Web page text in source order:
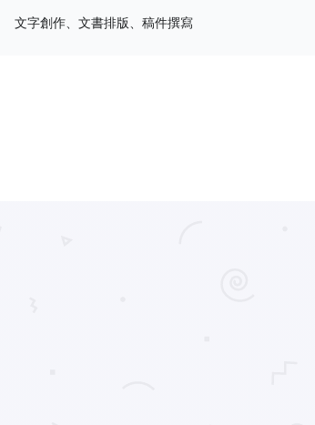
文字創作、文書排版、稿件撰寫